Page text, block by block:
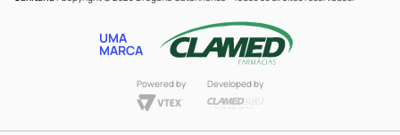
UMA
MARCA
Powered by Developed by